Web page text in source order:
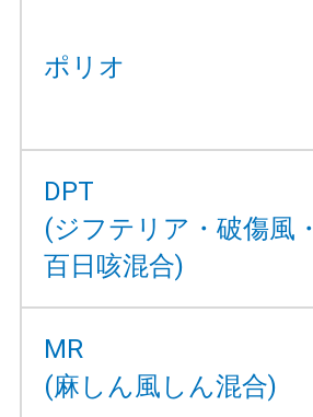
ポリオ
DPT
(ジフテリア・破傷風・
百日咳混合)
MR
(麻しん風しん混合)